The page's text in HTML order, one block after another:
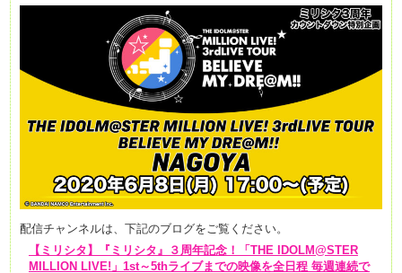
配信チャンネルは、下記のブログをご覧ください。
【ミリシタ】『ミリシタ』３周年記念！「THE IDOLM@STER
MILLION LIVE!」1st～5thライブまでの映像を全日程 毎週連続で